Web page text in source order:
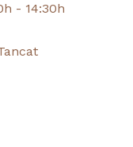
- 14:30h